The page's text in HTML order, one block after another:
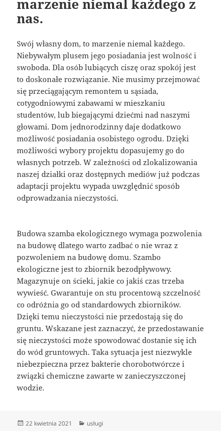
marzenie niemal każdego z
nas.
Swój własny dom, to marzenie niemal każdego.
Niebywałym plusem jego posiadania jest wolność i
swoboda. Dla osób lubiących ciszę oraz spokój jest
to doskonałe rozwiązanie. Nie musimy przejmować
się przeciągającym remontem u sąsiada,
cotygodniowymi zabawami w mieszkaniu
studentów, lub biegającymi dziećmi nad naszymi
głowami. Dom jednorodzinny daje dodatkowo
możliwość posiadania osobistego ogrodu. Dzięki
możliwości wybory projektu dopasujemy go do
własnych potrzeb. W zależności od zlokalizowania
naszej działki oraz dostępnych mediów już podczas
adaptacji projektu wypada uwzględnić sposób
odprowadzania nieczystości.
Budowa szamba ekologicznego wymaga pozwolenia
na budowę dlatego warto zadbać o nie wraz z
pozwoleniem na budowę domu. Szambo
ekologiczne jest to zbiornik bezodpływowy.
Magazynuje on ścieki, jakie co jakiś czas trzeba
wywieść. Gwarantuje on stu procentową szczelność
co odróżnia go od standardowych zbiorników.
Dzięki temu nieczystości nie przedostają się do
gruntu. Wskazane jest zaznaczyć, że przedostawanie
się nieczystości może spowodować dostanie się ich
do wód gruntowych. Taka sytuacja jest niezwykle
niebezpieczna przez bakterie chorobotwórcze i
związki chemiczne zawarte w zanieczyszczonej
wodzie.
Data
22 kwietnia 2021 Kategorie
usługi